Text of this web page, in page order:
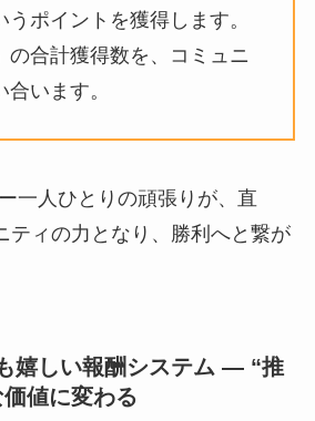
うポイントを獲得します。
の合計獲得数を、コミュニ
います。
⼀⼈ひとりの頑張りが、直
ティの⼒となり、勝利へと繋が
嬉しい報酬システム — “推
値に変わる